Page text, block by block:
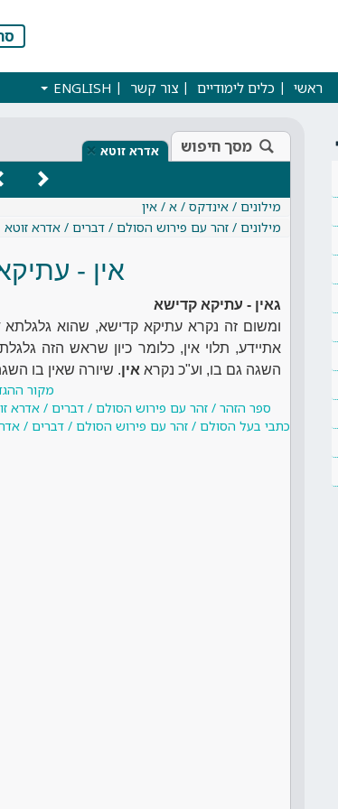
ראשי כלים לימודיים צור קשר ENGLISH
מסך חיפוש אדרא זוטא ×
מילונים / אינדקס / א / אין
מילונים / זהר עם פירוש הסולם / דברים / אדרא זוטא
אין -
גאין - עתיקא קדישא
ומשום זה נקרא עתיקא קדישא, שהוא
אתיידע, תלוי אין, כלומר כיון שראש הזה
השגה גם בו, וע"כ נקרא אין. שיורה שאין בו
מקור
ספר הזהר / זהר עם פירוש הסולם / דברים / אדרא
כתבי בעל הסולם / זהר עם פירוש הסולם / דברים /